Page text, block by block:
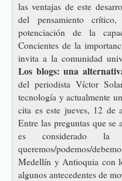
las ventajas de este
del pensamiento
potenciación de la
Concientes de la
invita a la comunidad
Los blogs: una
del periodista Víctor
tecnología y actualmente
cita es este jueves, 12
Entre las preguntas que
es considerado la
queremos/podemos/
Medellín y Antioquia con
algunos antecedentes de